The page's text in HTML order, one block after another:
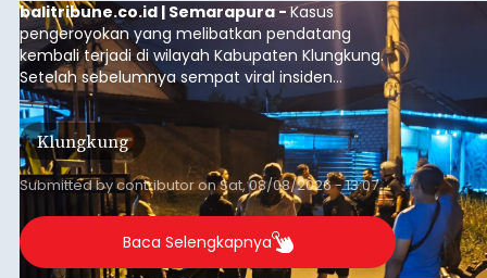
balitribune.co.id | Semarapura -Kasus
pengeroyokan yang melibatkan pendatang
kembali terjadi di wilayah Kabupaten Klungkung.
Setelah sebelumnya sempat viral insiden
keributan di barat Pasar Galiran, peristiwa serupa
kini menimpa seorang pemuda asal Kabupaten
Sumba Barat Daya (SBD), Nusa Tenggara Timur
(NTT).
Klungkung
Submitted bycontributoronSat, 08/08/2026 - 13:07
Baca Selengkapnya